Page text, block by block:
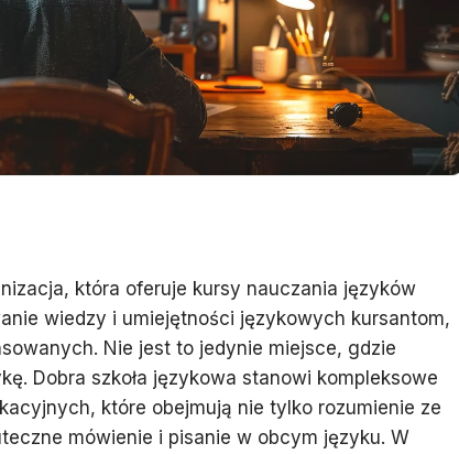
która oferuje kursy nauczania języków
wiedzy i umiejętności językowych kursantom,
Nie jest to jedynie miejsce, gdzie
Dobra szkoła językowa stanowi kompleksowe
które obejmują nie tylko rozumienie ze
mówienie i pisanie w obcym języku. W